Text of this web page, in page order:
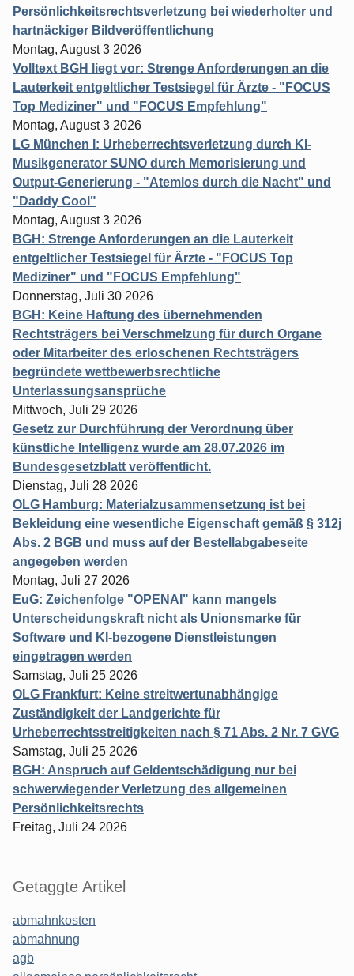
Persönlichkeitsrechtsverletzung bei wiederholter und
hartnäckiger Bildveröffentlichung
Montag, August 3 2026
Volltext BGH liegt vor: Strenge Anforderungen an die
Lauterkeit entgeltlicher Testsiegel für Ärzte - "FOCUS
Top Mediziner" und "FOCUS Empfehlung"
Montag, August 3 2026
LG München I: Urheberrechtsverletzung durch KI-
Musikgenerator SUNO durch Memorisierung und
Output-Generierung - "Atemlos durch die Nacht" und
"Daddy Cool"
Montag, August 3 2026
BGH: Strenge Anforderungen an die Lauterkeit
entgeltlicher Testsiegel für Ärzte - "FOCUS Top
Mediziner" und "FOCUS Empfehlung"
Donnerstag, Juli 30 2026
BGH: Keine Haftung des übernehmenden
Rechtsträgers bei Verschmelzung für durch Organe
oder Mitarbeiter des erloschenen Rechtsträgers
begründete wettbewerbsrechtliche
Unterlassungsansprüche
Mittwoch, Juli 29 2026
Gesetz zur Durchführung der Verordnung über
künstliche Intelligenz wurde am 28.07.2026 im
Bundesgesetzblatt veröffentlicht.
Dienstag, Juli 28 2026
OLG Hamburg: Materialzusammensetzung ist bei
Bekleidung eine wesentliche Eigenschaft gemäß § 312j
Abs. 2 BGB und muss auf der Bestellabgabeseite
angegeben werden
Montag, Juli 27 2026
EuG: Zeichenfolge "OPENAI" kann mangels
Unterscheidungskraft nicht als Unionsmarke für
Software und KI-bezogene Dienstleistungen
eingetragen werden
Samstag, Juli 25 2026
OLG Frankfurt: Keine streitwertunabhängige
Zuständigkeit der Landgerichte für
Urheberrechtsstreitigkeiten nach § 71 Abs. 2 Nr. 7 GVG
Samstag, Juli 25 2026
BGH: Anspruch auf Geldentschädigung nur bei
schwerwiegender Verletzung des allgemeinen
Persönlichkeitsrechts
Freitag, Juli 24 2026
Getaggte Artikel
abmahnkosten
abmahnung
agb